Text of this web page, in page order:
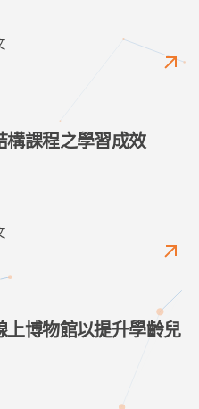
構課程之學習成效
上博物館以提升學齡兒